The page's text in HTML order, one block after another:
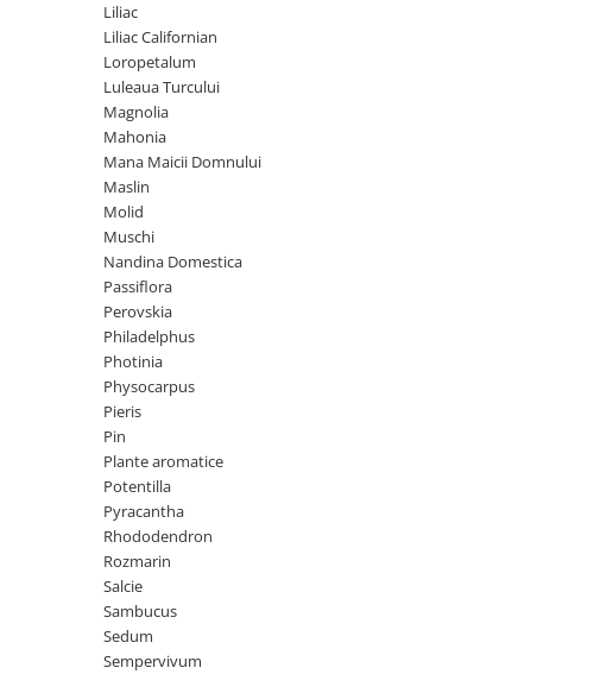
Liliac
Liliac Californian
Loropetalum
Luleaua Turcului
Magnolia
Mahonia
Mana Maicii Domnului
Maslin
Molid
Muschi
Nandina Domestica
Passiflora
Perovskia
Philadelphus
Photinia
Physocarpus
Pieris
Pin
Plante aromatice
Potentilla
Pyracantha
Rhododendron
Rozmarin
Salcie
Sambucus
Sedum
Sempervivum